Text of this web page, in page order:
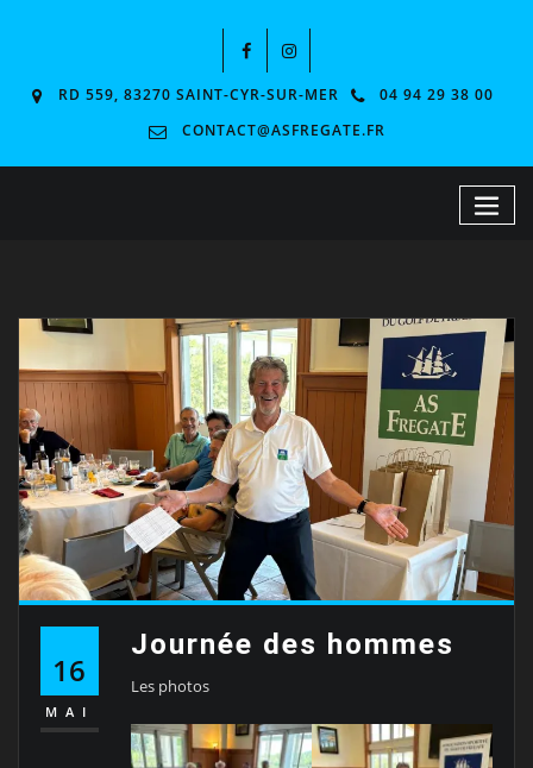
RD 559, 83270 SAINT-CYR-SUR-MER
04 94 29 38 00
CONTACT@ASFREGATE.FR
16
MAI
Journée des hommes
Les photos